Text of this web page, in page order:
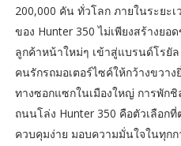
200,000 คัน ทั่วโลก ภายในระยะ
ของ Hunter 350 ไม่เพียงสร้างย
ลูกค้าหน้าใหม่ๆ เข้าสู่แบรนด์โรยั
คนรักรถมอเตอร์ไซค์ให้กว้างขวา
ทางซอกแซกในเมืองใหญ่ การพัก
ถนนโล่ง Hunter 350 คือตัวเลือก
ควบคุมง่าย มอบความมั่นใจในทุก